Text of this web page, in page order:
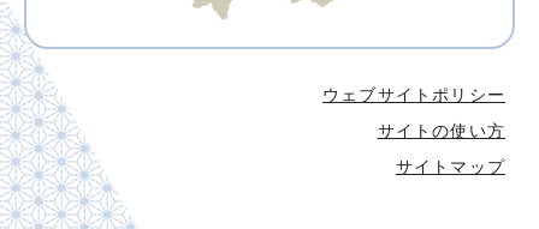
ウェブサイトポリシー
サイトの使い方
サイトマップ